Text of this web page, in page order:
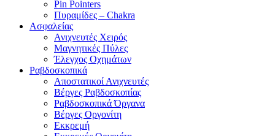
Pin Pointers
Πυραμίδες – Chakra
Ασφαλείας
Ανιχνευτές Χειρός
Μαγνητικές Πύλες
Έλεγχος Οχημάτων
Ραβδοσκοπικά
Αποστατικοί Ανιχνευτές
Βέργες Ραβδοσκοπίας
Ραβδοσκοπικά Όργανα
Βέργες Οργονίτη
Εκκρεμή